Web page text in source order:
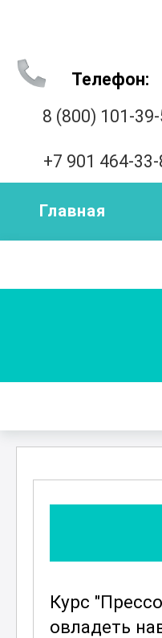
Телефон:
8 (800) 101-
+7 901 464-
Главная
Курс
овладеть